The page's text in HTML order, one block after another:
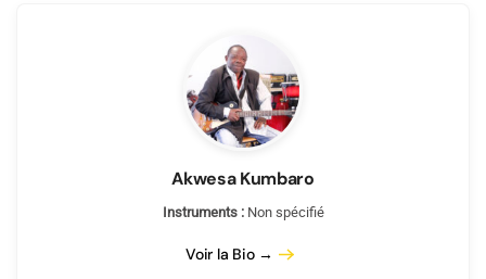
Akwesa Kumbaro
Instruments :Non spécifié
Voir la Bio →